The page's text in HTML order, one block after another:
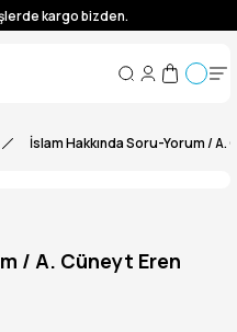
kargo bizden.
kargo bizden.
İslam Hakkında Soru-Yorum / A.
/ A. Cüneyt Eren